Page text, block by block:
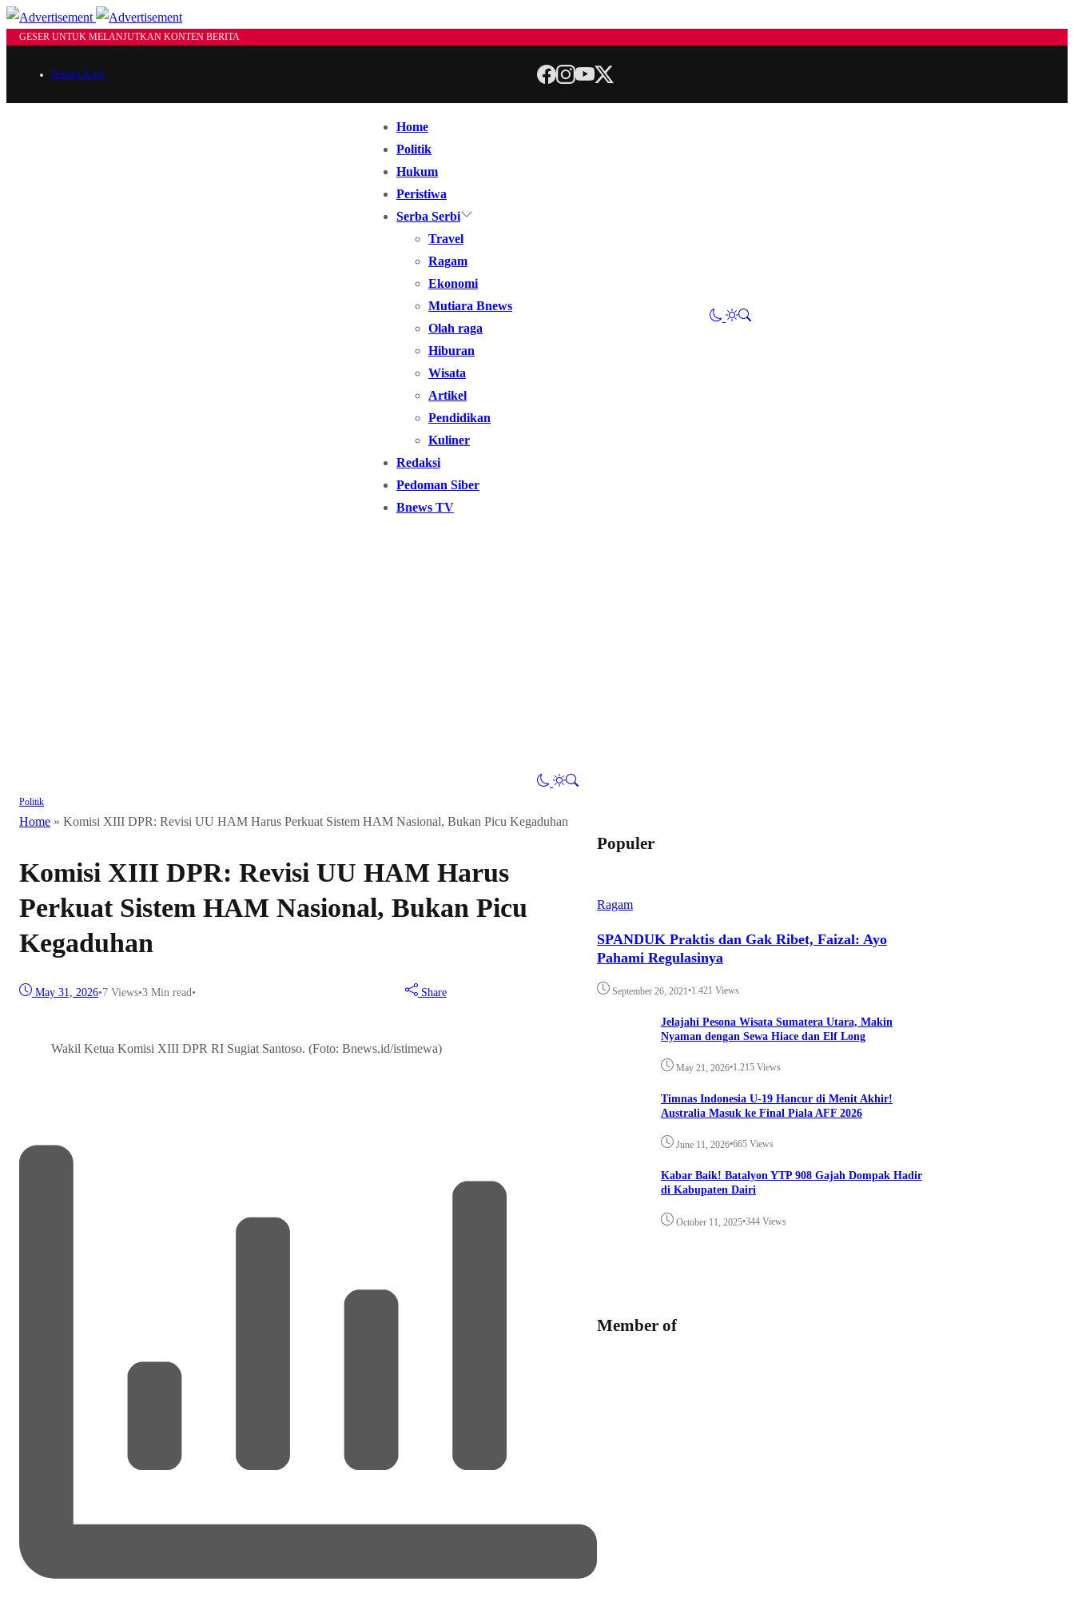
GESER UNTUK MELANJUTKAN KONTEN BERITA
Tentang Kami
Home
Politik
Hukum
Peristiwa
Serba Serbi
Travel
Ragam
Ekonomi
Mutiara Bnews
Olah raga
Hiburan
Wisata
Artikel
Pendidikan
Kuliner
Redaksi
Pedoman Siber
Bnews TV
Politik
Home » Komisi XIII DPR: Revisi UU HAM Harus Perkuat Sistem HAM Nasional, Bukan Picu Kegaduhan
Komisi XIII DPR: Revisi UU HAM Harus
Perkuat Sistem HAM Nasional, Bukan Picu
Kegaduhan
May 31, 2026•7 Views•3 Min read• Share
Wakil Ketua Komisi XIII DPR RI Sugiat Santoso. (Foto: Bnews.id/istimewa)
Populer
Ragam
SPANDUK Praktis dan Gak Ribet, Faizal: Ayo
Pahami Regulasinya
September 26, 2021•1.421 Views
Jelajahi Pesona Wisata Sumatera Utara, Makin
Nyaman dengan Sewa Hiace dan Elf Long
May 21, 2026•1.215 Views
Timnas Indonesia U-19 Hancur di Menit Akhir!
Australia Masuk ke Final Piala AFF 2026
June 11, 2026•665 Views
Kabar Baik! Batalyon YTP 908 Gajah Dompak Hadir
di Kabupaten Dairi
October 11, 2025•344 Views
Member of